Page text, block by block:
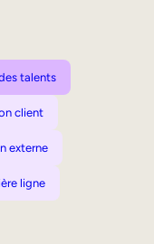
talents
client
externe
ligne